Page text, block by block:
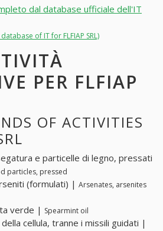
dal database ufficiale dell'IT
of IT for FLFIAP SRL)
PER FLFIAP
OF ACTIVITIES
e particelle di legno, pressati
particles, pressed
(formulati) | Arsenates, arsenites
verde | Spearmint oil
cellula, tranne i missili guidati |